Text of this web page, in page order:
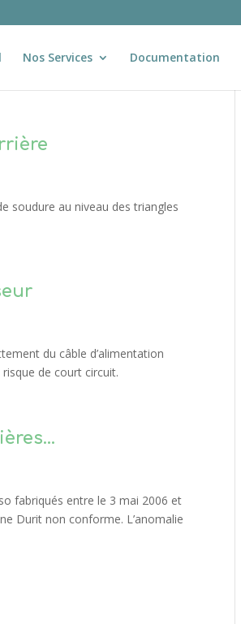
Nos Services Documentation
soudure au niveau des triangles
du câble d’alimentation
de court circuit.
fabriqués entre le 3 mai 2006 et
Durit non conforme. L’anomalie